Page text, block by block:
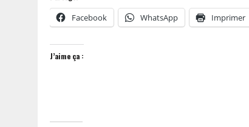
Facebook WhatsApp Imprimer
J’aime ça :